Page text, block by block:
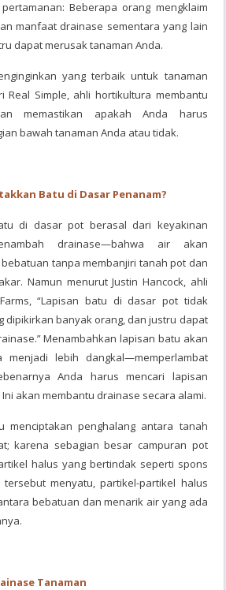
Beberapa orang mengklaim
manfaat drainase sementara yang lain
dapat merusak tanaman Anda.
yang terbaik untuk tanaman
Real Simple, ahli hortikultura membantu
memastikan apakah Anda harus
bawah tanaman Anda atau tidak.
Batu di Dasar Penanam?
di dasar pot berasal dari keyakinan
drainase—bahwa air akan
tanpa membanjiri tanah pot dan
Namun menurut Justin Hancock, ahli
“Lapisan batu di dasar pot tidak
dipikirkan banyak orang, dan justru dapat
Menambahkan lapisan batu akan
menjadi lebih dangkal—memperlambat
Anda harus mencari lapisan
akan membantu drainase secara alami.
menciptakan penghalang antara tanah
karena sebagian besar campuran pot
halus yang bertindak seperti spons
menyatu, partikel-partikel halus
bebatuan dan menarik air yang ada
Tanaman